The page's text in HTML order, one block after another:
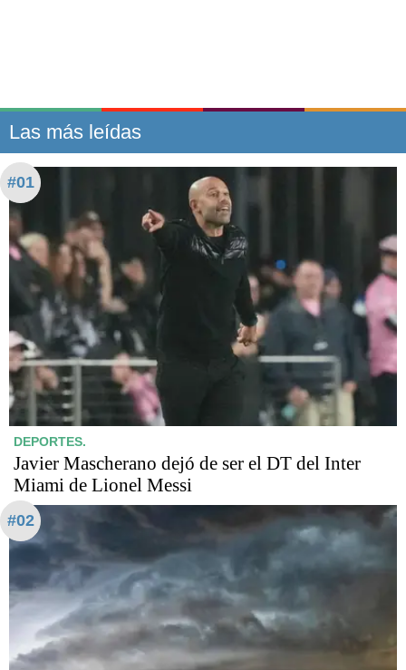
Las más leídas
#01
DEPORTES.
Javier Mascherano dejó de ser el DT del Inter
Miami de Lionel Messi
#02